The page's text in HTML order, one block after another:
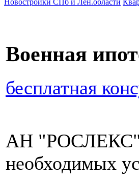
Военная
бесплатная
АН "РОСЛЕКС"
необходимых